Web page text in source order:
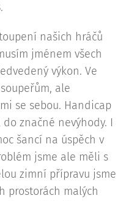
.
našich hráčů
jménem všech
výkon. Ve
ale
se sebou. Handicap
značné nevýhody. I
šancí na úspěch v
jsme ale měli s
zimní přípravu jsme
prostorách malých